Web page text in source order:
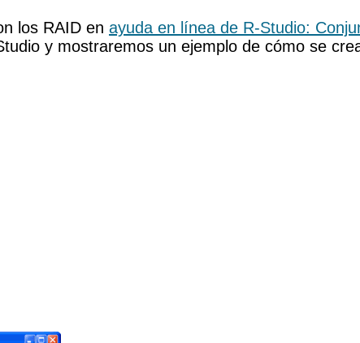
los RAID en ayuda en línea de R-Studio:
y mostraremos un ejemplo de cómo se